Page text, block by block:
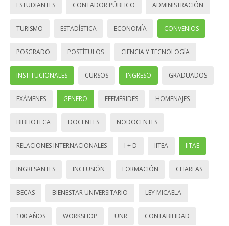
ESTUDIANTES CONTADOR PÚBLICO ADMINISTRACIÓN
TURISMO ESTADÍSTICA ECONOMÍA CONVENIOS
POSGRADO POSTÍTULOS CIENCIA Y TECNOLOGÍA
INSTITUCIONALES CURSOS INGRESO GRADUADOS
EXÁMENES GÉNERO EFEMÉRIDES HOMENAJES
BIBLIOTECA DOCENTES NODOCENTES
RELACIONES INTERNACIONALES I + D IITEA IITAE
INGRESANTES INCLUSIÓN FORMACIÓN CHARLAS
BECAS BIENESTAR UNIVERSITARIO LEY MICAELA
100 AÑOS WORKSHOP UNR CONTABILIDAD